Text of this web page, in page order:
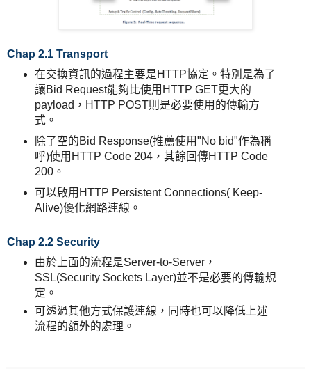
Chap 2.1 Transport
在交換資訊的過程主要是HTTP協定。特別是為了
讓Bid Request能夠比使用HTTP GET更大的
payload，HTTP POST則是必要使用的傳輸方
式。
除了空的Bid Response(推薦使用"No bid"作為稱
呼)使用HTTP Code 204，其餘回傳HTTP Code
200。
可以啟用HTTP Persistent Connections( Keep-
Alive)優化網路連線。
Chap 2.2 Security
由於上面的流程是Server-to-Server，
SSL(Security Sockets Layer)並不是必要的傳輸規
定。
可透過其他方式保護連線，同時也可以降低上述
流程的額外的處理。